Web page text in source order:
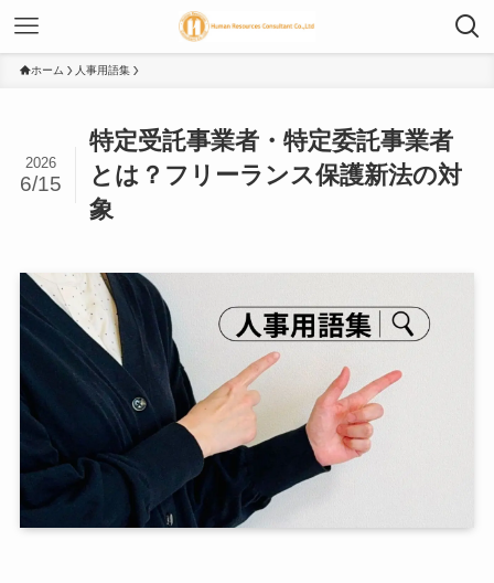
ホーム 人事用語集
特定受託事業者・特定委託事業者
とは？フリーランス保護新法の対
象
2026
6/15